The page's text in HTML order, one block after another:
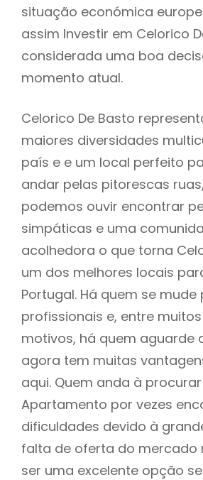
situação económica
assim Investir em Celorico
considerada uma boa
momento atual.
Celorico De Basto
maiores diversidades
país e e um local perfeito
andar pelas pitorescas
podemos ouvir encontrar
simpáticas e uma
acolhedora o que torna
um dos melhores locais
Portugal. Há quem se
profissionais e, entre
motivos, há quem aguarde
agora tem muitas
aqui. Quem anda à
Apartamento por vezes
dificuldades devido à
falta de oferta do mercado
ser uma excelente opção